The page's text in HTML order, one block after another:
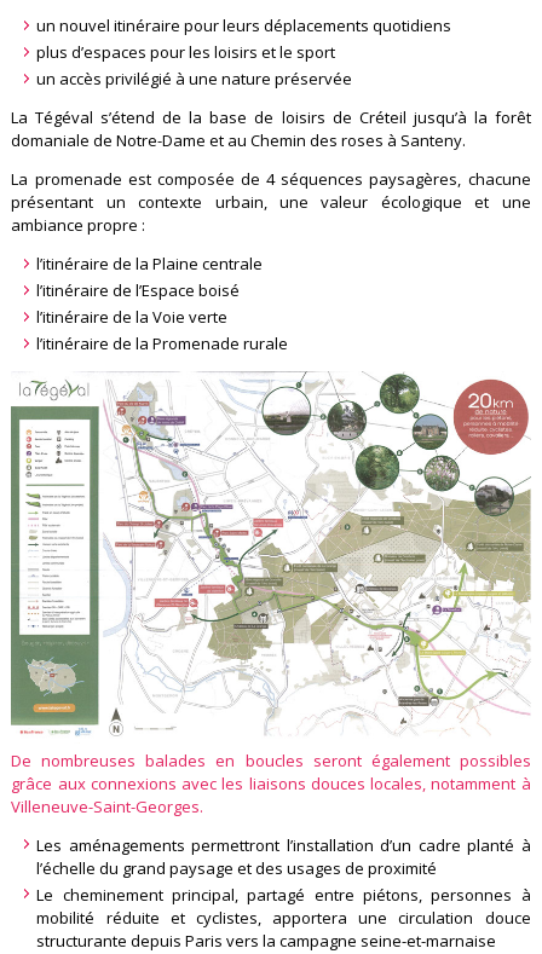
un nouvel itinéraire pour leurs déplacements quotidiens
plus d’espaces pour les loisirs et le sport
un accès privilégié à une nature préservée
La Tégéval s’étend de la base de loisirs de Créteil jusqu’à la forêt
domaniale de Notre-Dame et au Chemin des roses à Santeny.
La promenade est composée de 4 séquences paysagères, chacune
présentant un contexte urbain, une valeur écologique et une
ambiance propre :
l’itinéraire de la Plaine centrale
l’itinéraire de l’Espace boisé
l’itinéraire de la Voie verte
l’itinéraire de la Promenade rurale
De nombreuses balades en boucles seront également possibles
grâce aux connexions avec les liaisons douces locales, notamment à
Villeneuve-Saint-Georges.
Les aménagements permettront l’installation d’un cadre planté à
l’échelle du grand paysage et des usages de proximité
Le cheminement principal, partagé entre piétons, personnes à
mobilité réduite et cyclistes, apportera une circulation douce
structurante depuis Paris vers la campagne seine-et-marnaise